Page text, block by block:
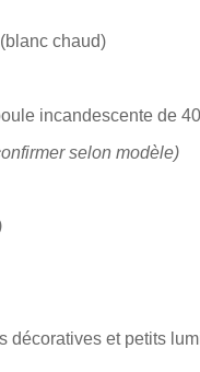
chaud)
incandescente de
selon modèle)
décoratives et petits